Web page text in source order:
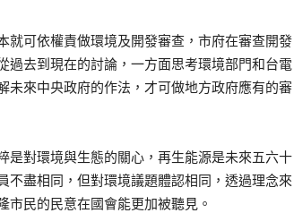
就可依權責做環境及開發審查，市府在審查開發
過去到現在的討論，一方面思考環境部門和台電
未來中央政府的作法，才可做地方政府應有的審
是對環境與生態的關心，再生能源是未來五六十
盡相同，但對環境議題體認相同，透過理念來
民的民意在國會能更加被聽見。